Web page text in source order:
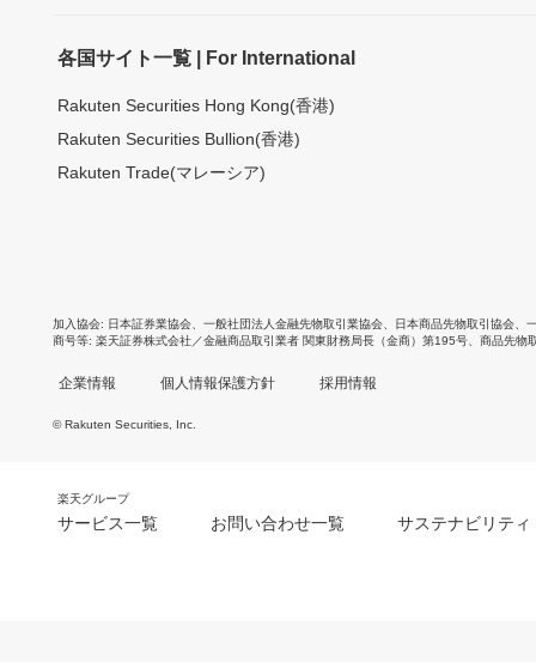
各国サイト一覧 | For International
Rakuten Securities Hong Kong(香港)
Rakuten Securities Bullion(香港)
Rakuten Trade(マレーシア)
加入協会 日本証券業協会 一般社団法人金融先物取引業協会 日本商品先物取引協会
商号等 楽天証券株式会社／金融商品取引業者 関東財務局長（金商）第195号、商品先物
企業情報 個人情報保護方針 採用情報
© Rakuten Securities, Inc.
楽天グループ
サービス一覧 お問い合わせ一覧 サステナビリティ